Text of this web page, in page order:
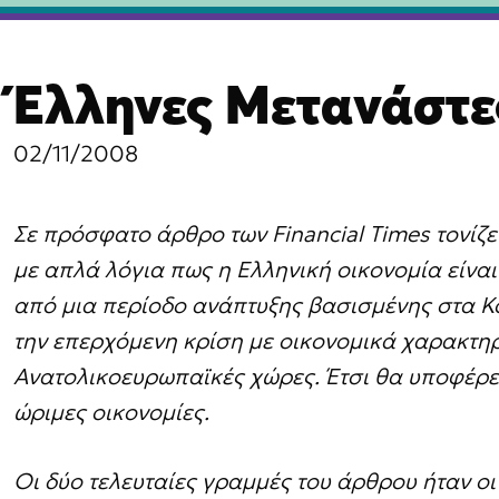
Έλληνες
02/11/2008
Σε πρόσφατο άρθρο των Financial Times
με απλά λόγια πως η Ελληνική οικονομία
από μια περίοδο ανάπτυξης βασισμένης στα
την επερχόμενη κρίση με οικονομικά
Ανατολικοευρωπαϊκές χώρες. Έτσι θα
ώριμες οικονομίες.
Οι δύο τελευταίες γραμμές του άρθρου ήταν